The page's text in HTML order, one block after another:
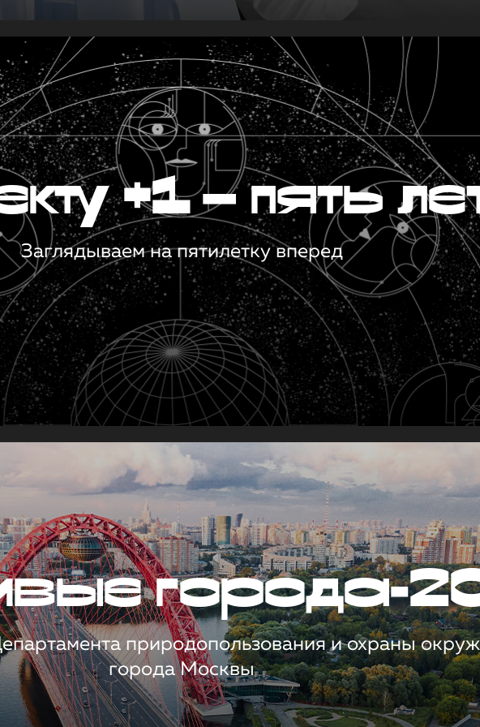
+1 — пять
Заглядываем на пятилетку вперед
города-
природопользования и охраны
города Москвы